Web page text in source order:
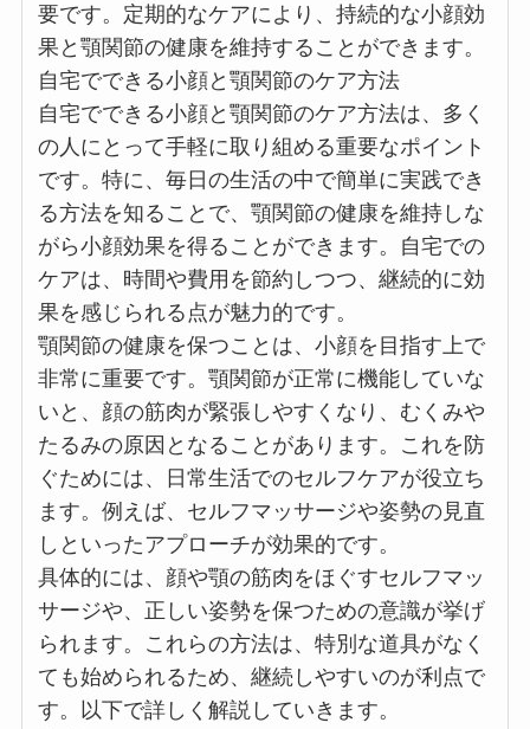
要です。定期的なケアにより、持続的な小顔効
果と顎関節の健康を維持することができます。
自宅でできる小顔と顎関節のケア方法
自宅でできる小顔と顎関節のケア方法は、多く
の人にとって手軽に取り組める重要なポイント
です。特に、毎日の生活の中で簡単に実践でき
る方法を知ることで、顎関節の健康を維持しな
がら小顔効果を得ることができます。自宅での
ケアは、時間や費用を節約しつつ、継続的に効
果を感じられる点が魅力的です。
顎関節の健康を保つことは、小顔を目指す上で
非常に重要です。顎関節が正常に機能していな
いと、顔の筋肉が緊張しやすくなり、むくみや
たるみの原因となることがあります。これを防
ぐためには、日常生活でのセルフケアが役立ち
ます。例えば、セルフマッサージや姿勢の見直
しといったアプローチが効果的です。
具体的には、顔や顎の筋肉をほぐすセルフマッ
サージや、正しい姿勢を保つための意識が挙げ
られます。これらの方法は、特別な道具がなく
ても始められるため、継続しやすいのが利点で
す。以下で詳しく解説していきます。